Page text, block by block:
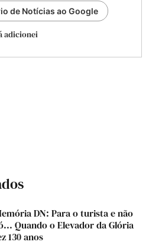
de Notícias ao Google
adicionei
DN: Para o turista e não
Quando o Elevador da Glória
130 anos